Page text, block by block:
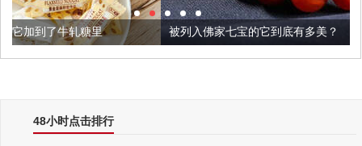
被列入佛家七宝的它到底有多美？
48小时点击排行